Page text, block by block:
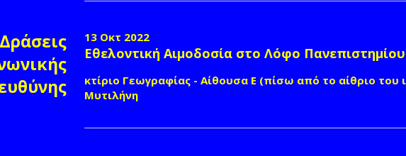
Δράσεις
13 Οκτ 2022
Εθελοντική Αιμοδοσία στο Λόφο Πανεπιστημίου
κτίριο Γεωγραφίας - Αίθουσα Ε (πίσω από το αίθριο του
Μυτιλήνη